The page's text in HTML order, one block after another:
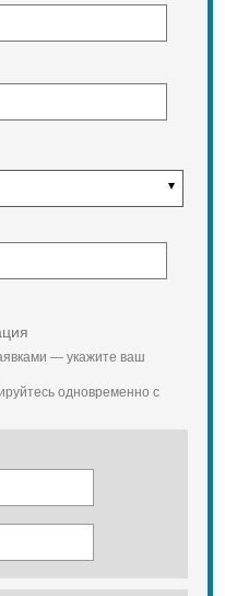
— укажите ваш
одновременно с